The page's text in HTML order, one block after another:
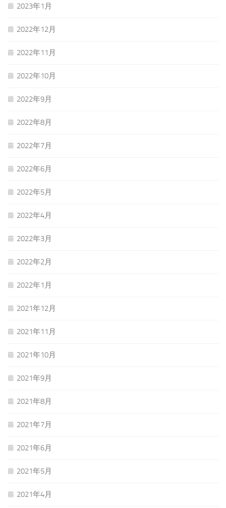
2023年1月
2022年12月
2022年11月
2022年10月
2022年9月
2022年8月
2022年7月
2022年6月
2022年5月
2022年4月
2022年3月
2022年2月
2022年1月
2021年12月
2021年11月
2021年10月
2021年9月
2021年8月
2021年7月
2021年6月
2021年5月
2021年4月